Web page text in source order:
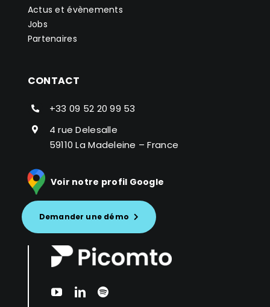
Actus et évènements
Jobs
Partenaires
CONTACT
+33 09 52 20 99 53
4 rue Delesalle
59110 La Madeleine – France
Voir notre profil Google
Demander une démo